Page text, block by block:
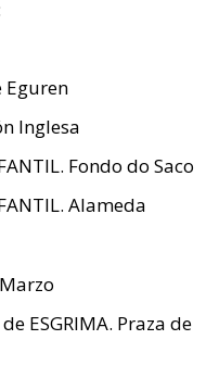
Eguren
Inglesa
Fondo do Saco
Alameda
ESGRIMA. Praza de